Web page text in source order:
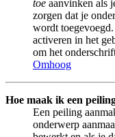
toe aanvinken als
zorgen dat je
wordt
activeren in het
om het
Omhoog
Hoe maak ik een
Een peiling
onderwerp